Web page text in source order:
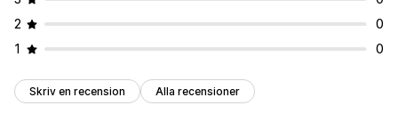
2
0
1
0
Skriv en recension Alla recensioner